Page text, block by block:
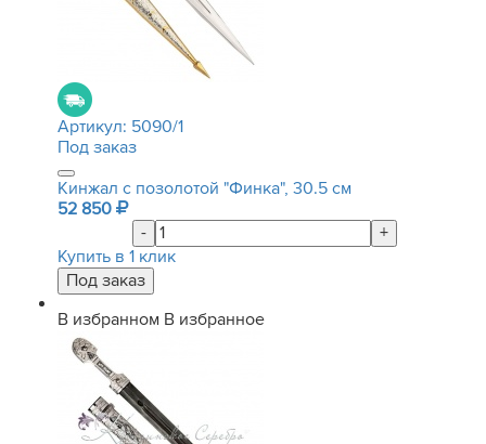
Артикул: 5090/1
Под заказ
Кинжал с позолотой "Финка", 30.5 см
52 850
-
+
Купить в 1 клик
В избранном В избранное